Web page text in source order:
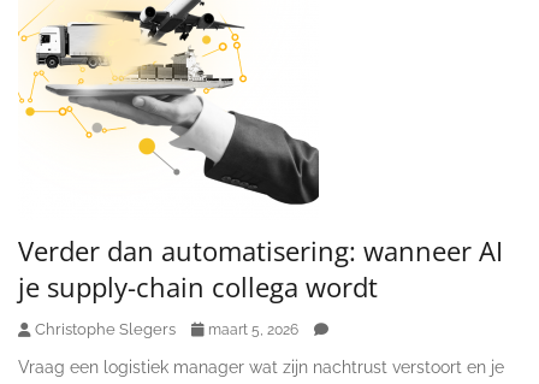
Verder dan automatisering: wanneer AI
je supply-chain collega wordt
Christophe Slegers maart 5, 2026
Vraag een logistiek manager wat zijn nachtrust verstoort en je